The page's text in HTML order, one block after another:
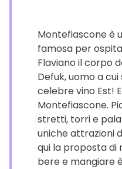
Montefiascone è
famosa per
Flaviano il corpo
Defuk, uomo a
celebre vino Est!
Montefiascone.
stretti, torri e
uniche attrazioni
qui la proposta di
bere e mangiare